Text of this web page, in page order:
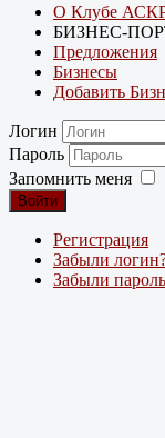
О Клубе
БИЗНЕС-
Предложения
Бизнесы
Добавить
Логин
Пароль
Запомнить меня
Войти
Регистрация
Забыли
Забыли